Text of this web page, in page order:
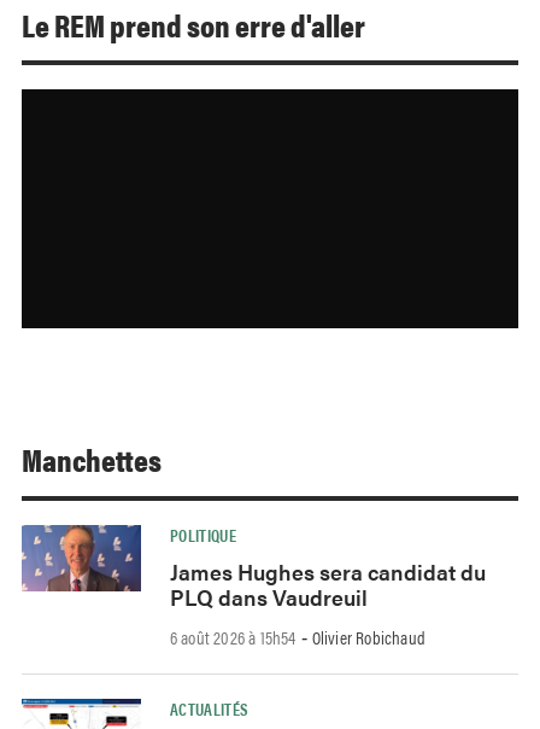
Le REM prend son erre d'aller
Manchettes
POLITIQUE
James Hughes sera candidat du
PLQ dans Vaudreuil
6 août 2026 à 15h54 - Olivier Robichaud
ACTUALITÉS